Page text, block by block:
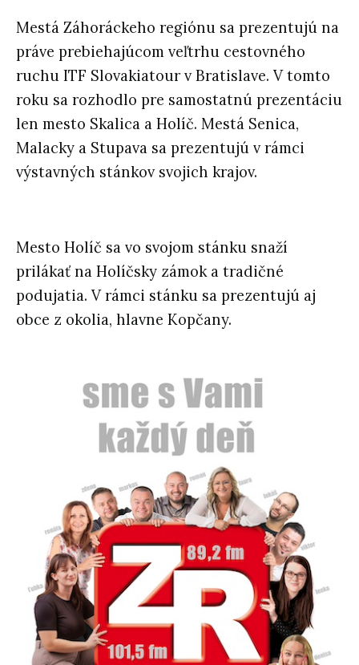
Mestá Záhoráckeho regiónu sa prezentujú na
práve prebiehajúcom veľtrhu cestovného
ruchu ITF Slovakiatour v Bratislave. V tomto
roku sa rozhodlo pre samostatnú prezentáciu
len mesto Skalica a Holíč. Mestá Senica,
Malacky a Stupava sa prezentujú v rámci
výstavných stánkov svojich krajov.
Mesto Holíč sa vo svojom stánku snaží
prilákať na Holíčsky zámok a tradičné
podujatia. V rámci stánku sa prezentujú aj
obce z okolia, hlavne Kopčany.